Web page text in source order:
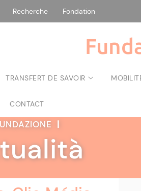
Recherche Fondation
TRANSFERT DE SAVOIR
CONTACT
|